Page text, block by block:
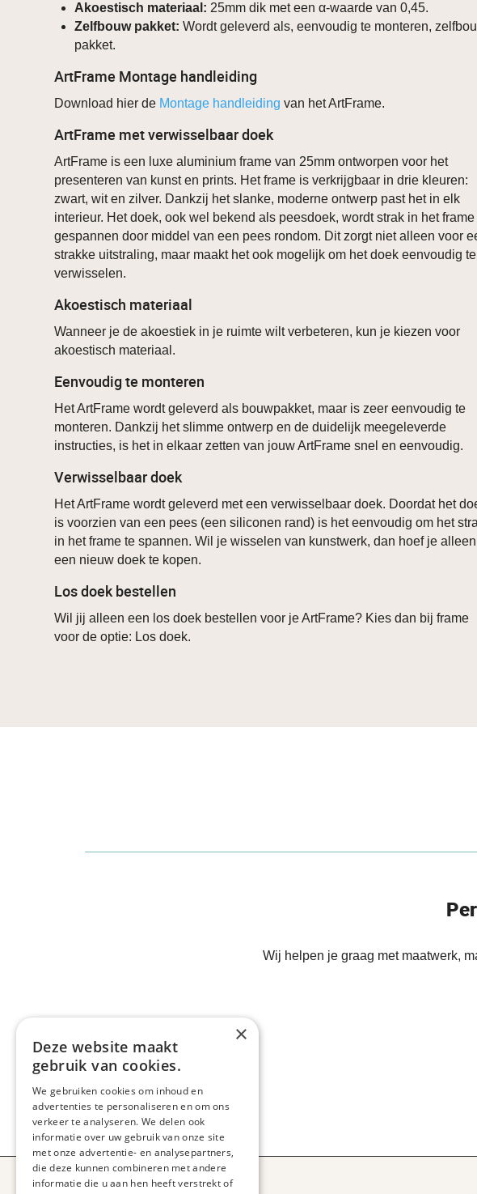
Akoestisch materiaal: 25mm dik met een α-waarde van 0,45.
Zelfbouw pakket: Wordt geleverd als, eenvoudig te monteren,
pakket.
ArtFrame Montage handleiding
Download hier de Montage handleiding van het ArtFrame.
ArtFrame met verwisselbaar doek
ArtFrame is een luxe aluminium frame van 25mm ontworpen voor het
presenteren van kunst en prints. Het frame is verkrijgbaar in drie kleuren:
zwart, wit en zilver. Dankzij het slanke, moderne ontwerp past het in elk
interieur. Het doek, ook wel bekend als peesdoek, wordt strak in het frame
gespannen door middel van een pees rondom. Dit zorgt niet alleen voor
strakke uitstraling, maar maakt het ook mogelijk om het doek eenvoudig te
verwisselen.
Akoestisch materiaal
Wanneer je de akoestiek in je ruimte wilt verbeteren, kun je kiezen voor
akoestisch materiaal.
Eenvoudig te monteren
Het ArtFrame wordt geleverd als bouwpakket, maar is zeer eenvoudig te
monteren. Dankzij het slimme ontwerp en de duidelijk meegeleverde
instructies, is het in elkaar zetten van jouw ArtFrame snel en eenvoudig.
Verwisselbaar doek
Het ArtFrame wordt geleverd met een verwisselbaar doek. Doordat het
is voorzien van een pees (een siliconen rand) is het eenvoudig om het
in het frame te spannen. Wil je wisselen van kunstwerk, dan hoef je alleen
een nieuw doek te kopen.
Los doek bestellen
Wil jij alleen een los doek bestellen voor je ArtFrame? Kies dan bij frame
voor de optie: Los doek.
Wij helpen je graag met maatwerk,
×
Deze website maakt
gebruik van cookies.
We gebruiken cookies om inhoud en
advertenties te personaliseren en om ons
verkeer te analyseren. We delen ook
informatie over uw gebruik van onze site
met onze advertentie- en analysepartners,
die deze kunnen combineren met andere
informatie die u aan hen heeft verstrekt of